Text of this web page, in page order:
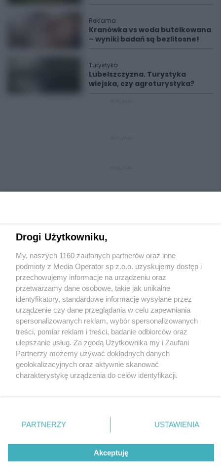
Reklama
Kranówka vs woda butelkowana
– wyniki badań są bezlitosne!
Turystyka
Lubelszczyzna. Turystyka
wiejska, czy agroturystyka?
Wydawca mediówlokalnych
Nie zapomnij
zapoznać się z:
polityką prywatności regulamin korzystania z portali
Twojemiasto
Piekary Śląskie
Chorzów
Tarnowskie Góry
Gliwice
Skontakuj sięz nami
Kontakt
Wydawca
Redakcja
Drogi Użytkowniku,
My, naszych 1160 zaufanych partnerów oraz inne
podmioty z Media Operator sp z.o.o. uzyskujemy dostęp i
przechowujemy informacje na urządzeniu oraz
przetwarzamy dane osobowe, takie jak unikalne
identyfikatory, standardowe informacje wysyłane przez
urządzenie czy dane przeglądania w celu zapewniania
spersonalizowanych reklam, wybór spersonalizowanych
treści, pomiar reklam i treści, badanie odbiorców oraz
ulepszanie usług. Za zgodą Użytkownika my i Zaufani
Partnerzy możemy używać dokładnych danych
geolokalizacyjnych oraz aktywnie skanować
charakterystykę urządzenia do celów identyfikacji.
zmienić/wycofać klikając przycisk ustawień prywatności
znajdujący się w lewym dolnym rogu strony
rodzaje przetwarzania danych nie wymagają zgody
użytkownika, ale masz prawo sprzeciwić się takiemu
przetwarzaniu. Preferencje będą miały zastosowania tylko
PARTNERZY USTAWIENIA
Akceptuję